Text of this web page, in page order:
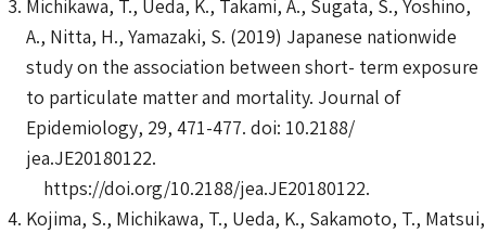
A., Nitta, H., Yamazaki, S. (2019) Japanese nationwide
study on the association between short- term exposure
to particulate matter and mortality. Journal of
Epidemiology, 29, 471-477. doi: 10.2188/
jea.JE20180122.
https://doi.org/10.2188/jea.JE20180122.
Kojima, S., Michikawa, T., Ueda, K., Sakamoto, T., Matsui,